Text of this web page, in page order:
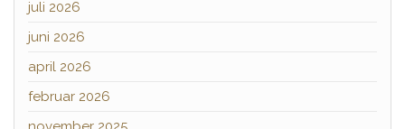
juli 2026
juni 2026
april 2026
februar 2026